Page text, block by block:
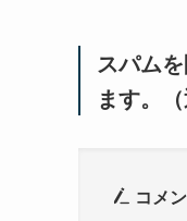
スパム
ます。
コメ